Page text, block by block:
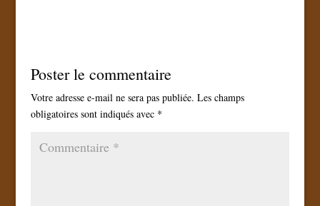
Poster le commentaire
Votre adresse e-mail ne sera pas publiée. Les champs
obligatoires sont indiqués avec *